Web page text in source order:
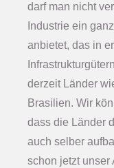
darf man nicht
Industrie ein
anbietet, das in
derzeit Länder
Brasilien. Wir
dass die Länder
auch selber
schon jetzt unser